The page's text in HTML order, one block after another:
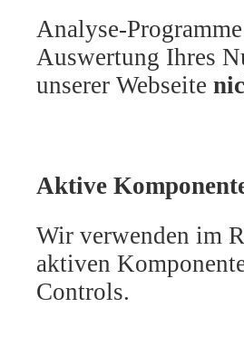
Analyse-
Auswertung Ihres
unserer Webseite
Aktive
Wir verwenden im
aktiven
Controls.